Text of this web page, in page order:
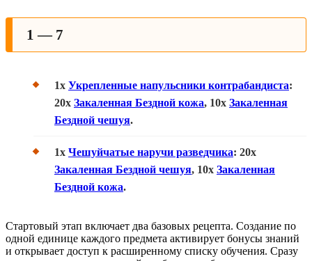
1 — 7
1x Укрепленные напульсники контрабандиста:
20х Закаленная Бездной кожа, 10х Закаленная
Бездной чешуя.
1x Чешуйчатые наручи разведчика: 20х
Закаленная Бездной чешуя, 10х Закаленная
Бездной кожа.
Стартовый этап включает два базовых рецепта. Создание по
одной единице каждого предмета активирует бонусы знаний
и открывает доступ к расширенному списку обучения. Сразу